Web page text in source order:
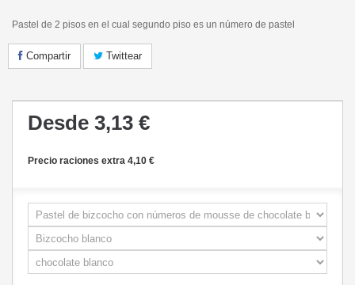
Pastel de 2 pisos en el cual segundo piso es un número de pastel
Compartir Twittear
Desde 3,13 €
Precio raciones extra 4,10 €